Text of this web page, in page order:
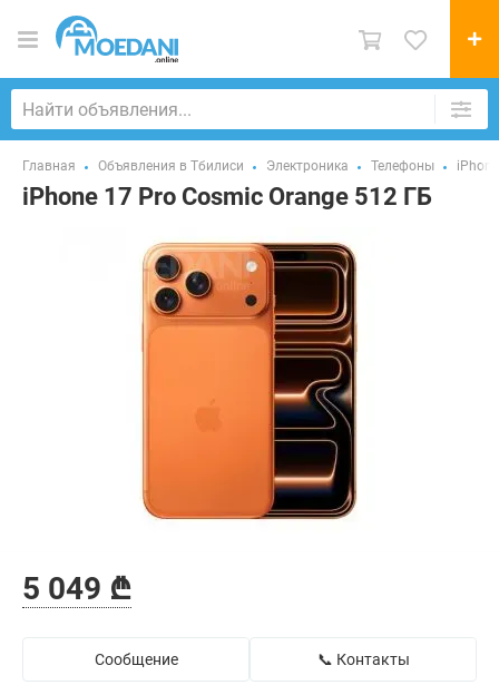
Главная Объявления в Тбилиси Электроника Телефоны iPhone
iPhone 17 Pro Cosmic Orange 512 ГБ
5 049 ₾
Сообщение 📞 Контакты